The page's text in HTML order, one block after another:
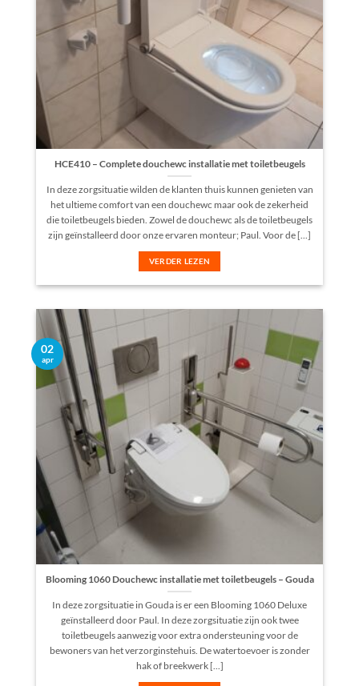
HCE410 – Complete douchewc installatie met toiletbeugels
In deze zorgsituatie wilden de klanten thuis kunnen genieten van
het ultieme comfort van een douchewc maar ook de zekerheid
die toiletbeugels bieden. Zowel de douchewc als de toiletbeugels
zijn geïnstalleerd door onze ervaren monteur; Paul. Voor de [...]
VERDER LEZEN
Blooming 1060 Douchewc installatie met toiletbeugels – Gouda
In deze zorgsituatie in Gouda is er een Blooming 1060 Deluxe
geïnstalleerd door Paul. In deze zorgsituatie zijn ook twee
toiletbeugels aanwezig voor extra ondersteuning voor de
bewoners van het verzorginstehuis. De watertoevoer is zonder
hak of breekwerk [...]
02
apr